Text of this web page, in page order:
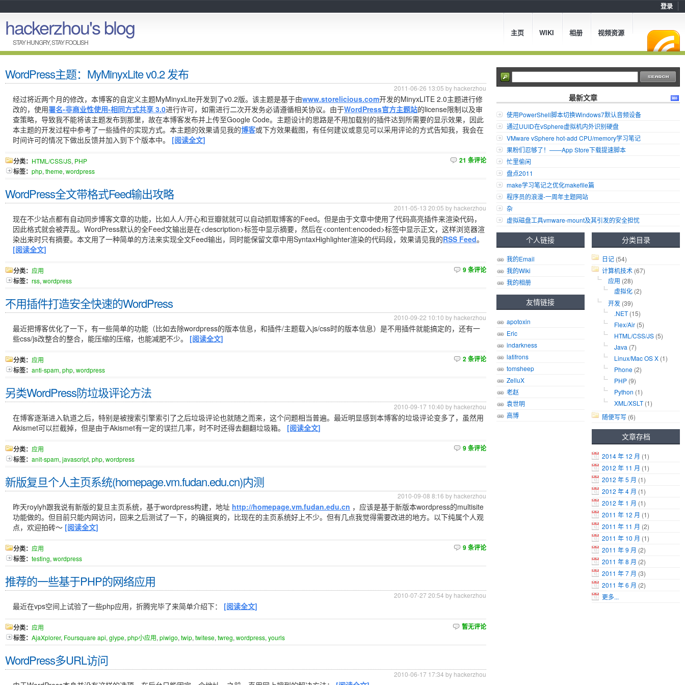
登录
主页 WIKI 相册 视频资源
hackerzhou's blog
STAY HUNGRY, STAY FOOLISH
最新文章
使用PowerShell脚本切换Windows7默认音频设备
通过UUID在vSphere虚拟机内外识别硬盘
VMware vSphere hot-add CPU/memory学习笔记
果粉们忍够了！——App Store下载提速脚本
忙里偷闲
盘点2011
make学习笔记之优化makefile篇
程序员的浪漫-一周年主题网站
杂
虚拟磁盘工具vmware-mount及其引发的安全担忧
分类目录
日记 (54)
计算机技术 (67)
应用 (28)
虚拟化 (2)
开发 (39)
.NET(15)
Flex/Air (5)
HTML/CSS/JS (5)
Java (7)
Linux/Mac OS X (1)
Phone (2)
PHP (9)
Python (1)
XML/XSLT(1)
随便写写 (6)
文章存档
2014 年 12 月 (1)
2012 年 11 月 (1)
2012 年 5 月 (1)
2012 年 4 月 (1)
2012 年 1 月 (1)
2011 年 12 月 (1)
2011 年 11 月 (2)
2011 年 10 月 (1)
2011 年 9 月 (2)
2011 年 8 月 (2)
2011 年 7 月 (3)
2011 年 6 月 (2)
更多...
个人链接
我的Email
我的Wiki
我的相册
友情链接
apotoxin
Eric
indarkness
latifrons
tomsheep
ZelluX
老赵
袁世明
高博
WordPress主题：MyMinyxLite v0.2 发布
2011-06-26 13:05 by hackerzhou
经过将近两个月的修改，本博客的自定义主题MyMinyxLite开发到了v0.2版。该主题是基于由www.storelicious.com开发的MinyxLITE 2.0主题进行修
改的，使用署名-非商业性使用-相同方式共享 3.0进行许可，如需进行二次开发务必请遵循相关协议。由于WordPress官方主题站的license限制以及审
查策略，导致我不能将该主题发布到那里，故在本博客发布并上传至Google Code。主题设计的思路是不用加载别的插件达到所需要的显示效果，因此
本主题的开发过程中参考了一些插件的实现方式。本主题的效果请见我的博客或下方效果截图，有任何建议或意见可以采用评论的方式告知我，我会在
时间许可的情况下做出反馈并加入到下个版本中。 [阅读全文]
21 条评论
分类： HTML/CSS/JS, PHP
标签： php, theme, wordpress
WordPress全文带格式Feed输出攻略
2011-05-13 20:05 by hackerzhou
现在不少站点都有自动同步博客文章的功能，比如人人/开心和豆瓣就就可以自动抓取博客的Feed。但是由于文章中使用了代码高亮插件来渲染代码，
因此格式就会被弄乱。WordPress默认的全Feed文输出是在<description>标签中显示摘要，然后在<content:encoded>标签中显示正文，这样浏览器渲
染出来时只有摘要。本文用了一种简单的方法来实现全文Feed输出，同时能保留文章中用SyntaxHighlighter渲染的代码段，效果请见我的RSS Feed。
[阅读全文]
9 条评论
分类： 应用
标签： rss, wordpress
不用插件打造安全快速的WordPress
2010-09-22 10:10 by hackerzhou
最近把博客优化了一下，有一些简单的功能（比如去除wordpress的版本信息，和插件/主题载入js/css时的版本信息）是不用插件就能搞定的，还有一
些css/js改整合的整合，能压缩的压缩，也能减肥不少。 [阅读全文]
2 条评论
分类： 应用
标签： anti-spam, php, wordpress
另类WordPress防垃圾评论方法
2010-09-17 10:40 by hackerzhou
在博客逐渐进入轨道之后，特别是被搜索引擎索引了之后垃圾评论也就随之而来，这个问题相当普遍。最近明显感到本博客的垃圾评论变多了，虽然用
Akismet可以拦截掉，但是由于Akismet有一定的误拦几率，时不时还得去翻翻垃圾箱。 [阅读全文]
9 条评论
分类： 应用
标签： anit-spam, javascript, php, wordpress
新版复旦个人主页系统(homepage.vm.fudan.edu.cn)内测
2010-09-08 8:16 by hackerzhou
昨天roylyh跟我说有新版的复旦主页系统，基于wordpress构建，地址 http://homepage.vm.fudan.edu.cn ，应该是基于新版本wordpress的multisite
功能做的。但目前只能内网访问，回来之后测试了一下，的确挺爽的，比现在的主页系统好上不少。但有几点我觉得需要改进的地方。以下纯属个人观
点，欢迎拍砖～ [阅读全文]
9 条评论
分类： 应用
标签： testing, wordpress
推荐的一些基于PHP的网络应用
2010-07-27 20:54 by hackerzhou
最近在vps空间上试验了一些php应用，折腾完毕了来简单介绍下： [阅读全文]
暂无评论
分类： 应用
标签： AjaXplorer, Foursquare api, glype, php小应用, piwigo, twip, twitese, twreg, wordpress, yourls
WordPress多URL访问
2010-06-17 17:34 by hackerzhou